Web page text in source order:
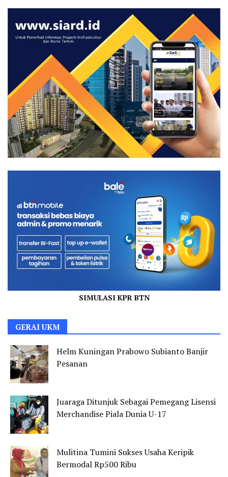
SIMULASI KPR BTN
GERAI UKM
Helm Kuningan Prabowo Subianto Banjir
Pesanan
Juaraga Ditunjuk Sebagai Pemegang Lisensi
Merchandise Piala Dunia U-17
Mulitina Tumini Sukses Usaha Keripik
Bermodal Rp500 Ribu